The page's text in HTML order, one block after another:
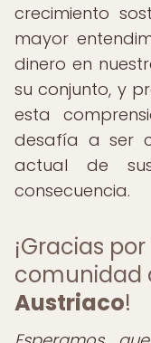
crecimiento
mayor
dinero en
su conjunto, y
esta
desafía a ser
actual de
consecuencia.
¡Gracias
comunidad
Austriaco!